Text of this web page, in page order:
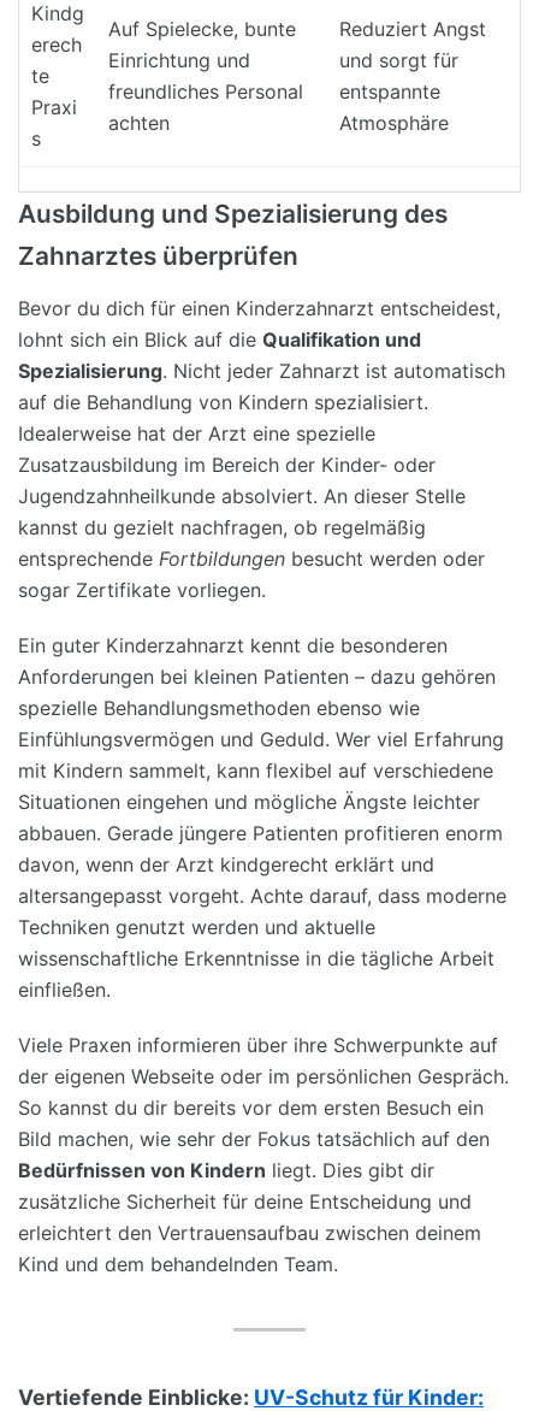
Kindg
erech
te
Praxi
s
Auf Spielecke, bunte
Einrichtung und
freundliches Personal
achten
Reduziert Angst
und sorgt für
entspannte
Atmosphäre
Ausbildung und Spezialisierung des
Zahnarztes überprüfen
Bevor du dich für einen Kinderzahnarzt entscheidest,
lohnt sich ein Blick auf die Qualifikation und
Spezialisierung. Nicht jeder Zahnarzt ist automatisch
auf die Behandlung von Kindern spezialisiert.
Idealerweise hat der Arzt eine spezielle
Zusatzausbildung im Bereich der Kinder- oder
Jugendzahnheilkunde absolviert. An dieser Stelle
kannst du gezielt nachfragen, ob regelmäßig
entsprechende Fortbildungen besucht werden oder
sogar Zertifikate vorliegen.
Ein guter Kinderzahnarzt kennt die besonderen
Anforderungen bei kleinen Patienten – dazu gehören
spezielle Behandlungsmethoden ebenso wie
Einfühlungsvermögen und Geduld. Wer viel Erfahrung
mit Kindern sammelt, kann flexibel auf verschiedene
Situationen eingehen und mögliche Ängste leichter
abbauen. Gerade jüngere Patienten profitieren enorm
davon, wenn der Arzt kindgerecht erklärt und
altersangepasst vorgeht. Achte darauf, dass moderne
Techniken genutzt werden und aktuelle
wissenschaftliche Erkenntnisse in die tägliche Arbeit
einfließen.
Viele Praxen informieren über ihre Schwerpunkte auf
der eigenen Webseite oder im persönlichen Gespräch.
So kannst du dir bereits vor dem ersten Besuch ein
Bild machen, wie sehr der Fokus tatsächlich auf den
Bedürfnissen von Kindern liegt. Dies gibt dir
zusätzliche Sicherheit für deine Entscheidung und
erleichtert den Vertrauensaufbau zwischen deinem
Kind und dem behandelnden Team.
Vertiefende Einblicke: UV-Schutz für Kinder: